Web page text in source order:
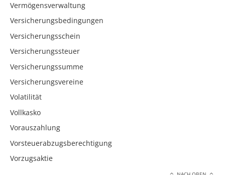
Vermögensverwaltung
Versicherungsbedingungen
Versicherungsschein
Versicherungssteuer
Versicherungssumme
Versicherungsvereine
Volatilität
Vollkasko
Vorauszahlung
Vorsteuerabzugsberechtigung
Vorzugsaktie